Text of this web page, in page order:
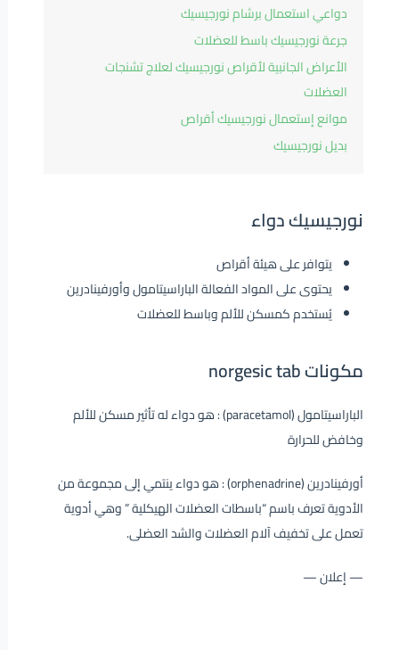
دواعي استعمال برشام نورجيسيك
جرعة نورجيسيك باسط للعضلات
الأعراض الجانبية لأقراص نورجيسيك لعلاج تشنجات
العضلات
موانع إستعمال نورجيسيك أقراص
بديل نورجيسيك
نورجيسيك دواء
يتوافر على هيئة أقراص
يحتوى على المواد الفعالة الباراسيتامول وأورفينادرين
يُستخدم كمسكن للألم وباسط للعضلات
مكونات norgesic tab
الباراسيتامول (paracetamol) : هو دواء له تأثير مسكن للألم
وخافض للحرارة
أورفينادرين (orphenadrine) : هو دواء ينتمي إلى مجموعة من
الأدوية تعرف باسم “باسطات العضلات الهيكلية ” وهي أدوية
تعمل على تخفيف آلام العضلات والشد العضلى.
— إعلان —